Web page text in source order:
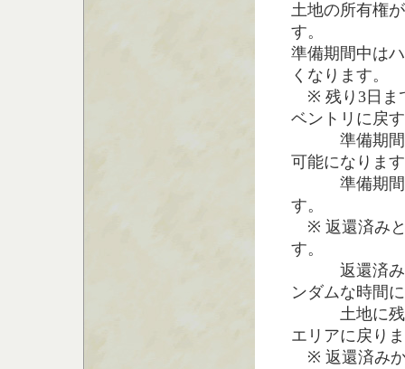
土地の所有権
す。
準備期間中は
くなります。
※ 残り3日ま
ベントリに戻
準備期間中
可能になりま
準備期間が
す。
※ 返還済みと
す。
返還済みと
ンダムな時間
土地に残さ
エリアに戻り
※ 返還済みか